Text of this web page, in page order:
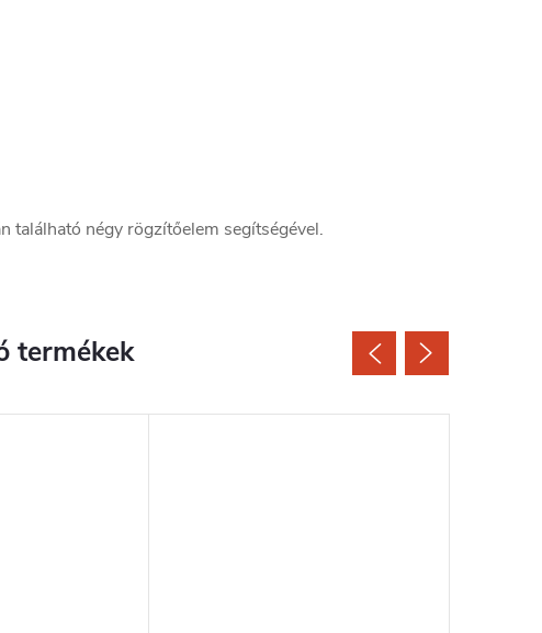
található négy rögzítőelem segítségével.
termékek